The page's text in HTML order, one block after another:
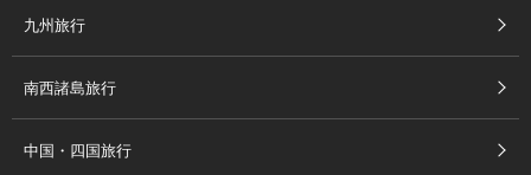
九州旅行
南西諸島旅行
中国・四国旅行